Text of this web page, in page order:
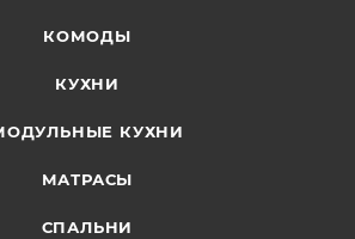
КОМОДЫ
КУХНИ
КУХНИ
МАТРАСЫ
СПАЛЬНИ